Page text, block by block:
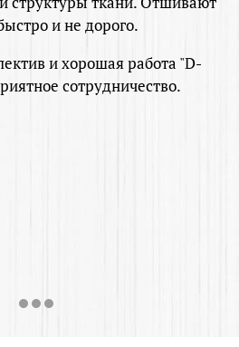
и не дорого.
и хорошая работа "D-
сотрудничество.